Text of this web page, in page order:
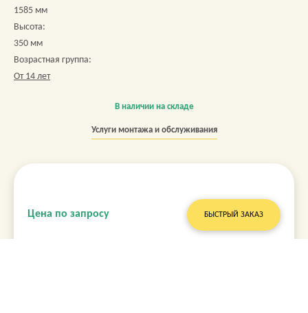
+7 (473) 212-11-30
1585 мм
Высота:
350 мм
Возрастная группа:
От 14 лет
В наличии на складе
Услуги монтажа и обслуживания
Цена по запросу БЫСТРЫЙ ЗАКАЗ